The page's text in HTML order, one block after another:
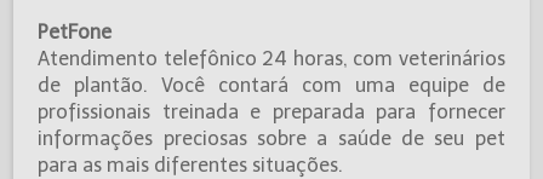
PetFone
Atendimento telefônico 24 horas, com veterinários
de plantão. Você contará com uma equipe de
profissionais treinada e preparada para fornecer
informações preciosas sobre a saúde de seu pet
para as mais diferentes situações.